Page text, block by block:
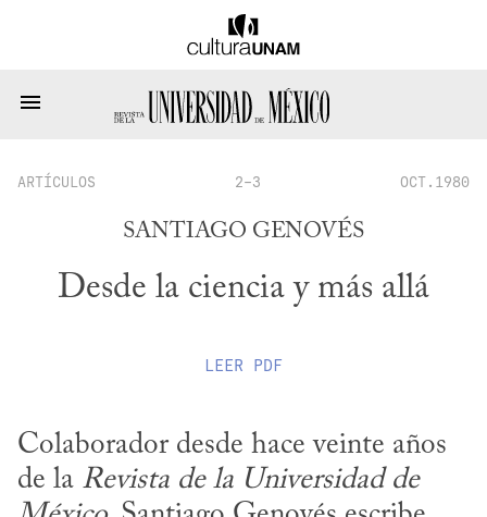
ARTÍCULOS 2-3 OCT.1980
SANTIAGO GENOVÉS
Desde la ciencia y más allá
LEER PDF
Colaborador desde hace veinte años
de la Revista de la Universidad de